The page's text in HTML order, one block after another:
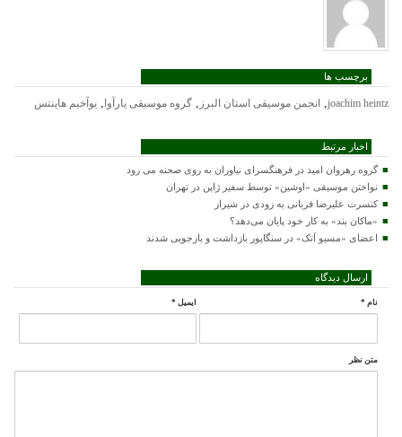
برچسب ها
joachim heintz
, انجمن موسیقی استان البرز , گروه موسیقی یارآوا , یوآخیم هاینتس
اخبار مرتبط
گروه رهروان امید در فرهنگسرای نیاوران به روی صحنه می رود
نواختن موسیقی «اوشین» توسط سفیر ژاپن در تهران
کنسرت علیرضا قربانی به زودی در شیراز
«ماکان بند» به کار خود پایان می‌دهد؟
اعضای «مسیو اَتک» در سنگاپور بازداشت و بازجویی شدند
ارسال دیدگاه
نام * ایمیل *
متن نظر